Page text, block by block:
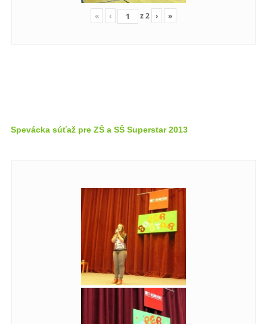
« ‹ z2 › »
Spevácka súťaž pre ZŠ a SŠ Superstar 2013